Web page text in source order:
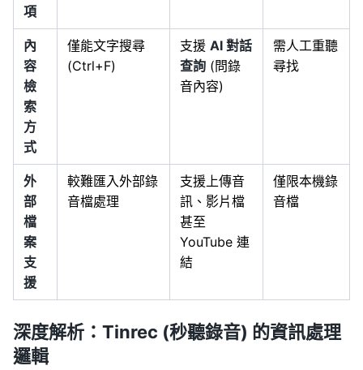
項
內
容
檢
索
方
式
僅能文字搜尋
(Ctrl+F)
支援 AI 對話
查詢 (問錄
音內容)
需人工重聽
尋找
外
部
檔
案
支
援
較難匯入外部錄
音檔處理
支援上傳音
訊、影片檔
甚至
YouTube 連
結
僅限本機錄
音檔
深度解析：Tinrec (秒聽錄音) 的資訊處理
邏輯